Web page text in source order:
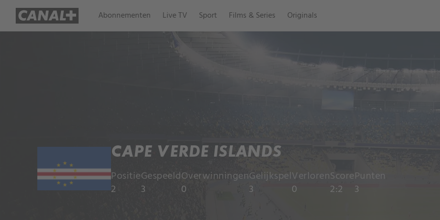
Abonnementen Live TV Sport Films & Series Originals
CAPE VERDE ISLANDS
Positie
2
Gespeeld
3
Overwinningen
0
Gelijkspel
3
Verloren
0
Score
2:2
Punten
3